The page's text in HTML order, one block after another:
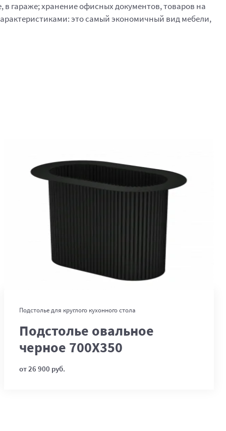
гараже; хранение офисных документов, товаров на
это самый экономичный вид мебели,
В корзину
Подстолье для круглого кухонного стола
Подстолье овальное
черное 700Х350
от 26 900 руб.